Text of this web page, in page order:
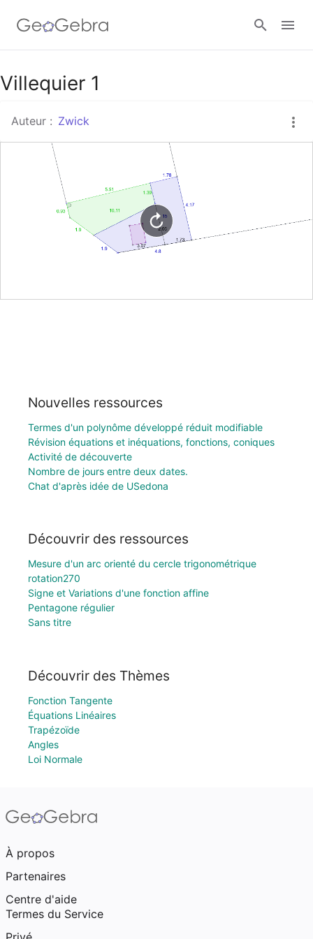
Google Classroom
Classe GeoGebra
Se connecter
Villequier 1
Auteur : Zwick
Nouvelles ressources
Termes d'un polynôme développé réduit modifiable
Révision équations et inéquations, fonctions, coniques
Activité de découverte
Nombre de jours entre deux dates.
Chat d'après idée de USedona
Découvrir des ressources
Mesure d'un arc orienté du cercle trigonométrique
rotation270
Signe et Variations d'une fonction affine
Pentagone régulier
Sans titre
Découvrir des Thèmes
Fonction Tangente
Équations Linéaires
Trapézoïde
Angles
Loi Normale
À propos
Partenaires
Centre d'aide
Termes du Service